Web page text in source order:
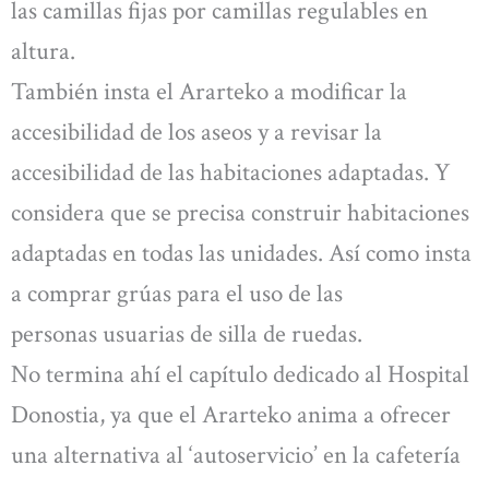
las camillas fijas por camillas regulables en
altura.
También insta el Ararteko a modificar la
accesibilidad de los aseos y a revisar la
accesibilidad de las habitaciones adaptadas. Y
considera que se precisa construir habitaciones
adaptadas en todas las unidades. Así como insta
a comprar grúas para el uso de las
personas usuarias de silla de ruedas.
No termina ahí el capítulo dedicado al Hospital
Donostia, ya que el Ararteko anima a ofrecer
una alternativa al ‘autoservicio’ en la cafetería